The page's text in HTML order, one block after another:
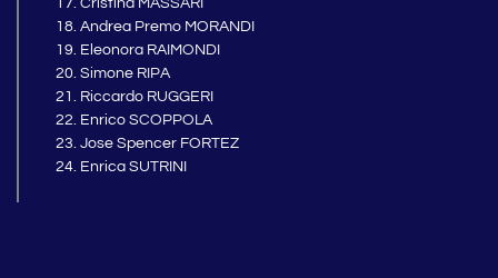
Cristina MASSARI
Andrea Premo MORANDI
Eleonora RAIMONDI
Simone RIPA
Riccardo RUGGERI
Enrico SCOPPOLA
Jose Spencer FORTEZ
Enrica SUTRINI